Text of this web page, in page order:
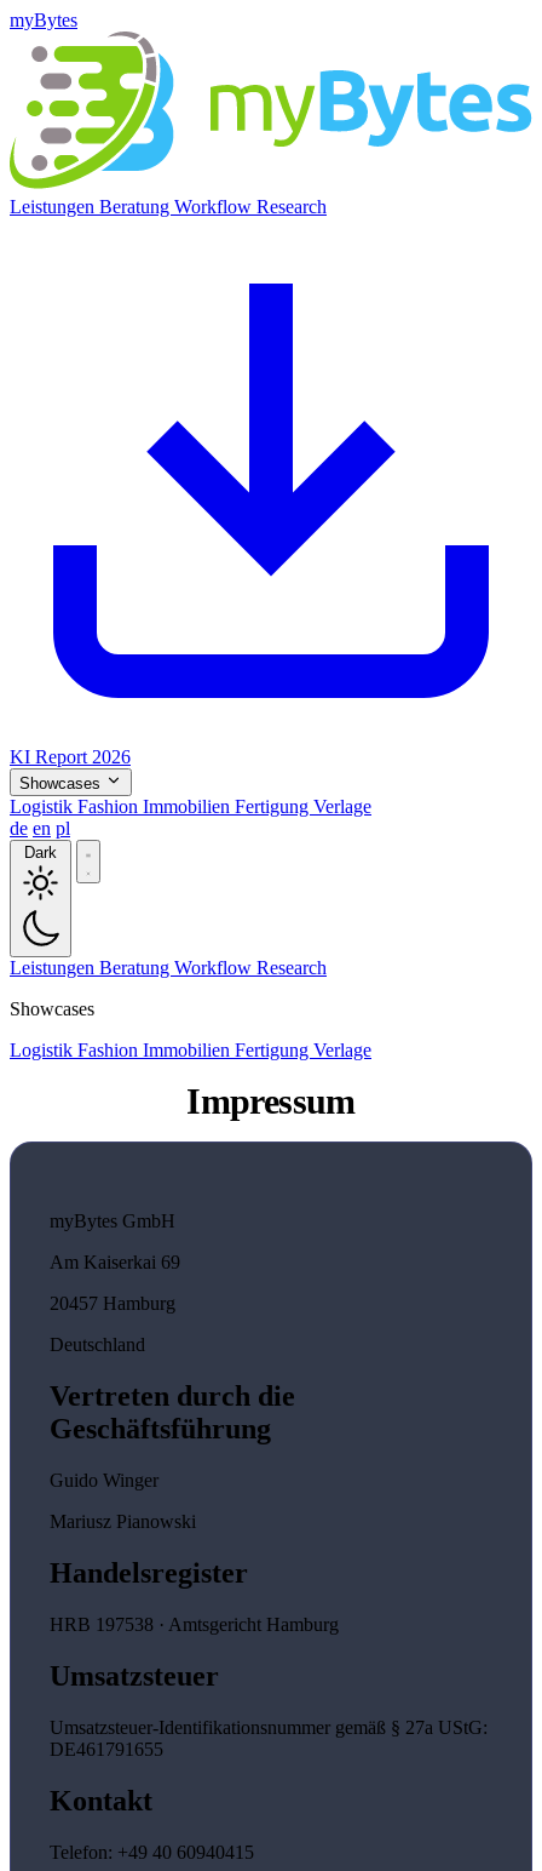
myBytes
Leistungen Beratung Workflow Research
KI Report 2026
Showcases
Logistik Fashion Immobilien Fertigung Verlage
de en pl
Dark
Leistungen Beratung Workflow Research
Showcases
Logistik Fashion Immobilien Fertigung Verlage
Impressum
myBytes GmbH
Am Kaiserkai 69
20457 Hamburg
Deutschland
Vertreten durch die
Geschäftsführung
Guido Winger
Mariusz Pianowski
Handelsregister
HRB 197538 · Amtsgericht Hamburg
Umsatzsteuer
Umsatzsteuer-Identifikationsnummer gemäß § 27a UStG:
DE461791655
Kontakt
Telefon: +49 40 60940415